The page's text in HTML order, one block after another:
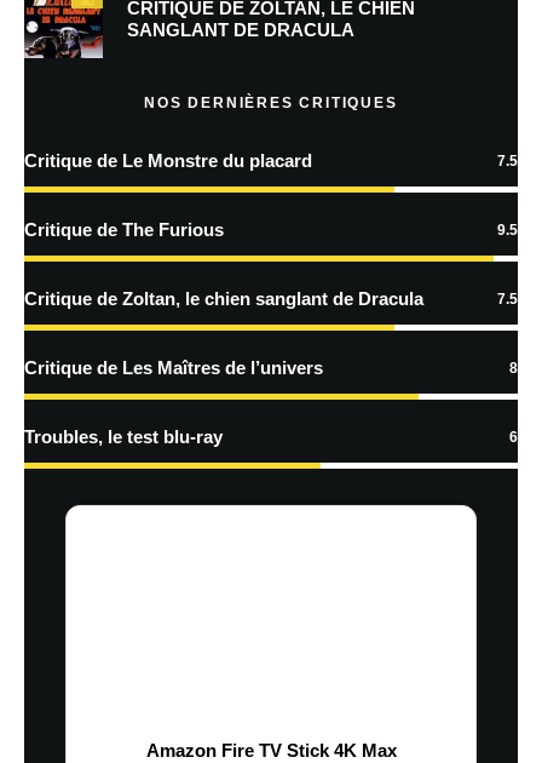
plus sur la façon dont les données de vos commentaires sont
CRITIQUE DE ZOLTAN, LE CHIEN
SANGLANT DE DRACULA
NOS DERNIÈRES CRITIQUES
Critique de Le Monstre du placard 7.5
Critique de The Furious 9.5
Critique de Zoltan, le chien sanglant de Dracula 7.5
Critique de Les Maîtres de l’univers 8
Troubles, le test blu-ray 6
Amazon Fire TV Stick 4K Max